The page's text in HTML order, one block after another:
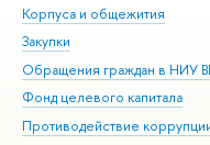
Корпуса и общежития
Закупки
Обращения граждан в НИУ
Фонд целевого капитала
Противодействие